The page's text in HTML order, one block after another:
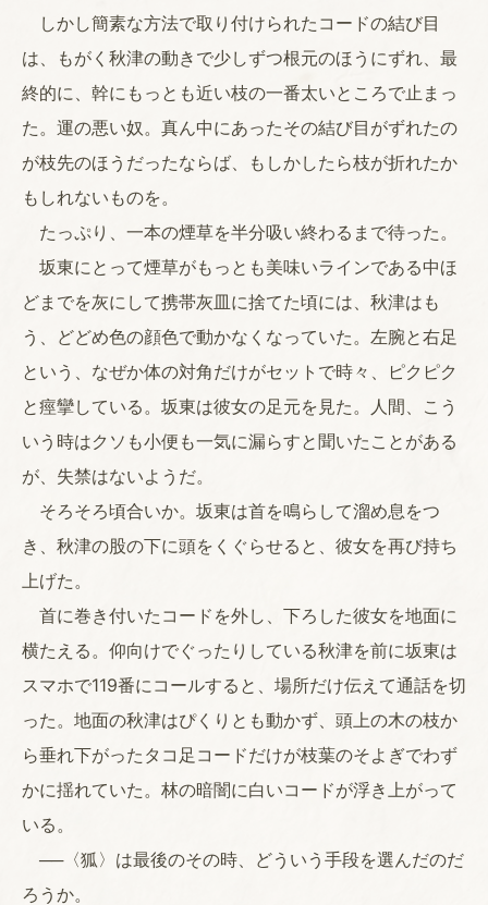
しかし簡素な方法で取り付けられたコードの結び目
は、もがく秋津の動きで少しずつ根元のほうにずれ、最
終的に、幹にもっとも近い枝の一番太いところで止まっ
た。運の悪い奴。真ん中にあったその結び目がずれたの
が枝先のほうだったならば、もしかしたら枝が折れたか
もしれないものを。
たっぷり、一本の煙草を半分吸い終わるまで待った。
坂東にとって煙草がもっとも美味いラインである中ほ
どまでを灰にして携帯灰皿に捨てた頃には、秋津はも
う、どどめ色の顔色で動かなくなっていた。左腕と右足
という、なぜか体の対角だけがセットで時々、ピクピク
と痙攣している。坂東は彼女の足元を見た。人間、こう
いう時はクソも小便も一気に漏らすと聞いたことがある
が、失禁はないようだ。
そろそろ頃合いか。坂東は首を鳴らして溜め息をつ
き、秋津の股の下に頭をくぐらせると、彼女を再び持ち
上げた。
首に巻き付いたコードを外し、下ろした彼女を地面に
横たえる。仰向けでぐったりしている秋津を前に坂東は
スマホで119番にコールすると、場所だけ伝えて通話を切
った。地面の秋津はぴくりとも動かず、頭上の木の枝か
ら垂れ下がったタコ足コードだけが枝葉のそよぎでわず
かに揺れていた。林の暗闇に白いコードが浮き上がって
いる。
──〈狐〉は最後のその時、どういう手段を選んだのだ
ろうか。